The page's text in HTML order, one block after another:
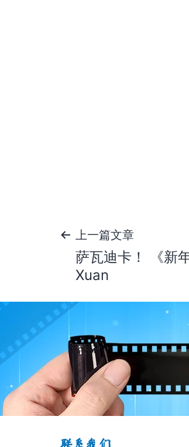
文
章
导
航
上一篇文章
萨瓦迪卡！ 《新
Xuan
联系我们